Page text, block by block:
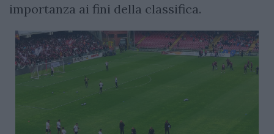
importanza ai fini della classifica.